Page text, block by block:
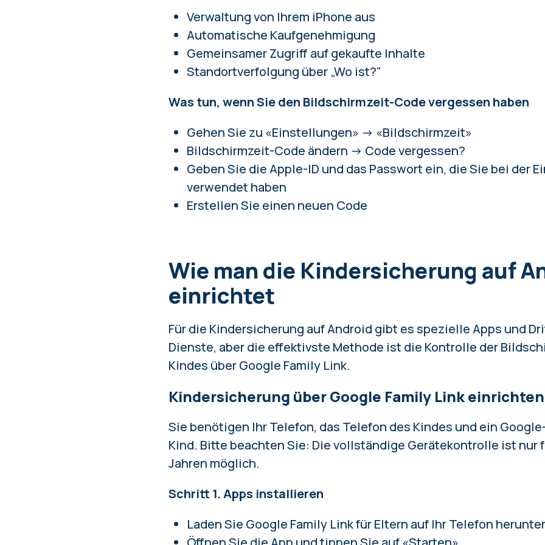
Verwaltung von Ihrem iPhone aus
Automatische Kaufgenehmigung
Gemeinsamer Zugriff auf gekaufte Inhalte
Standortverfolgung über „Wo ist?"
Was tun, wenn Sie den Bildschirmzeit-Code vergessen haben
Gehen Sie zu «Einstellungen» → «Bildschirmzeit»
Bildschirmzeit-Code ändern → Code vergessen?
Geben Sie die Apple-ID und das Passwort ein, die Sie bei der
verwendet haben
Erstellen Sie einen neuen Code
Wie man die Kindersicherung auf
einrichtet
Für die Kindersicherung auf Android gibt es spezielle Apps und
Dienste, aber die effektivste Methode ist die Kontrolle der
Kindes über Google Family Link.
Kindersicherung über Google Family Link einrichten
Sie benötigen Ihr Telefon, das Telefon des Kindes und ein
Kind. Bitte beachten Sie: Die vollständige Gerätekontrolle ist nur
Jahren möglich.
Schritt 1. Apps installieren
Laden Sie Google Family Link für Eltern auf Ihr Telefon